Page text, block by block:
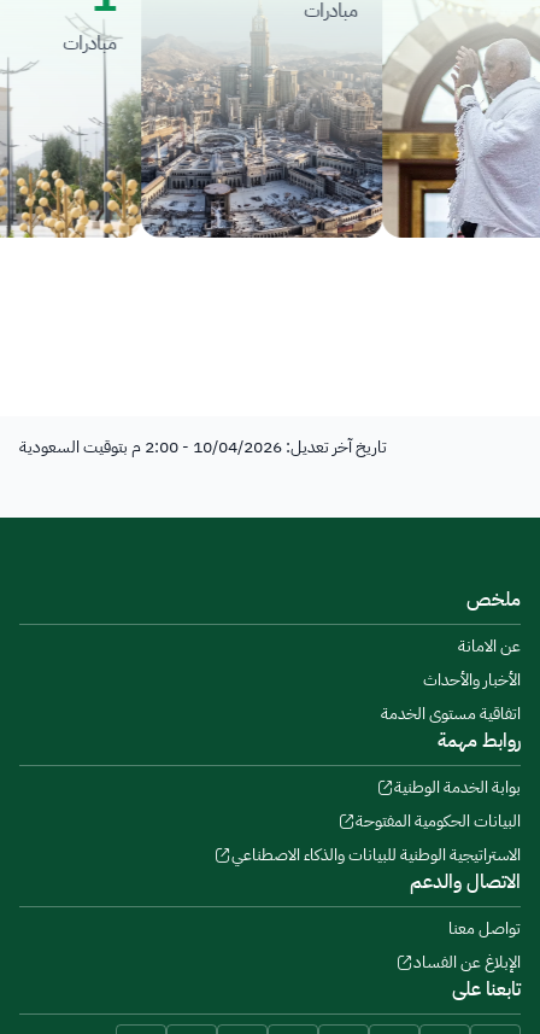
مبادرات
مبادرات
تاريخ آخر تعديل: 10/04/2026 - 2:00 م بتوقيت السعودية
ملخص
عن الامانة
الأخبار والأحداث
اتفاقية مستوى الخدمة
روابط مهمة
بوابة الخدمة الوطنية
البيانات الحكومية المفتوحة
الاستراتيجية الوطنية للبيانات والذكاء الاصطناعي
الاتصال والدعم
تواصل معنا
الإبلاغ عن الفساد
تابعنا على